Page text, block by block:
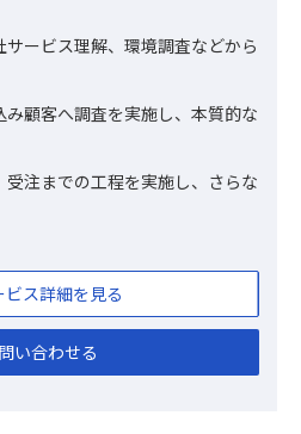
ービス理解、環境調査などから
顧客へ調査を実施し、本質的な
注までの工程を実施し、さらな
ビス詳細を見る
問い合わせる